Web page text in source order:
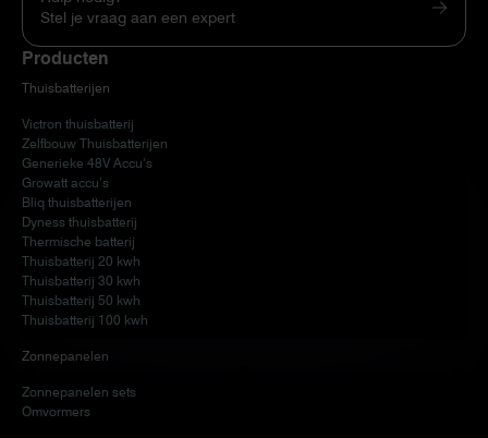
Stel je vraag aan een expert
Producten
Thuisbatterijen
Victron thuisbatterij
Zelfbouw Thuisbatterijen
Generieke 48V Accu’s
Growatt accu’s
Bliq thuisbatterijen
Dyness thuisbatterij
Thermische batterij
Thuisbatterij 20 kwh
Thuisbatterij 30 kwh
Thuisbatterij 50 kwh
Thuisbatterij 100 kwh
Zonnepanelen
Zonnepanelen sets
Omvormers